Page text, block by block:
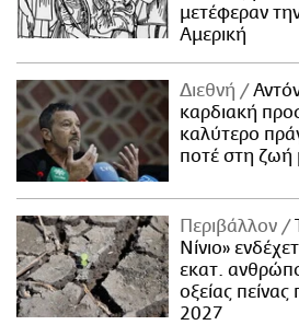
μετέφεραν
Αμερική
Διεθνή
καρδιακή
καλύτερο
ποτέ στη ζωή
Περιβάλλον
Νίνιο»
εκατ.
οξείας πείνας
2027